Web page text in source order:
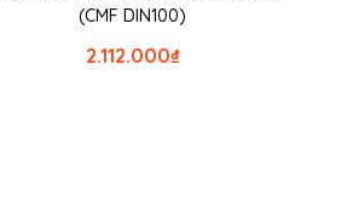
(CMF DIN100)
₫
2.112.000